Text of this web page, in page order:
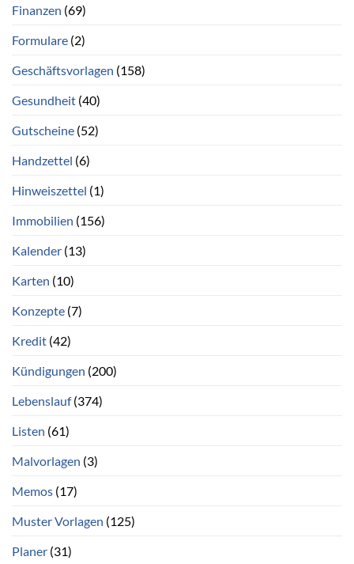
Finanzen (69)
Formulare (2)
Geschäftsvorlagen (158)
Gesundheit (40)
Gutscheine (52)
Handzettel (6)
Hinweiszettel (1)
Immobilien (156)
Kalender (13)
Karten (10)
Konzepte (7)
Kredit (42)
Kündigungen (200)
Lebenslauf(374)
Listen (61)
Malvorlagen (3)
Memos (17)
Muster Vorlagen (125)
Planer (31)